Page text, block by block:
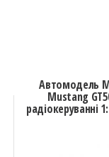
Автомодель
Mustang
радіокеруванні